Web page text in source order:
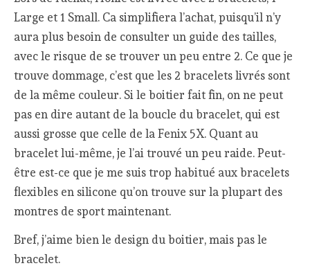
Large et 1 Small. Ca simplifiera l’achat, puisqu’il n’y
aura plus besoin de consulter un guide des tailles,
avec le risque de se trouver un peu entre 2. Ce que je
trouve dommage, c’est que les 2 bracelets livrés sont
de la même couleur. Si le boitier fait fin, on ne peut
pas en dire autant de la boucle du bracelet, qui est
aussi grosse que celle de la Fenix 5X. Quant au
bracelet lui-même, je l’ai trouvé un peu raide. Peut-
être est-ce que je me suis trop habitué aux bracelets
flexibles en silicone qu’on trouve sur la plupart des
montres de sport maintenant.
Bref, j’aime bien le design du boitier, mais pas le
bracelet.